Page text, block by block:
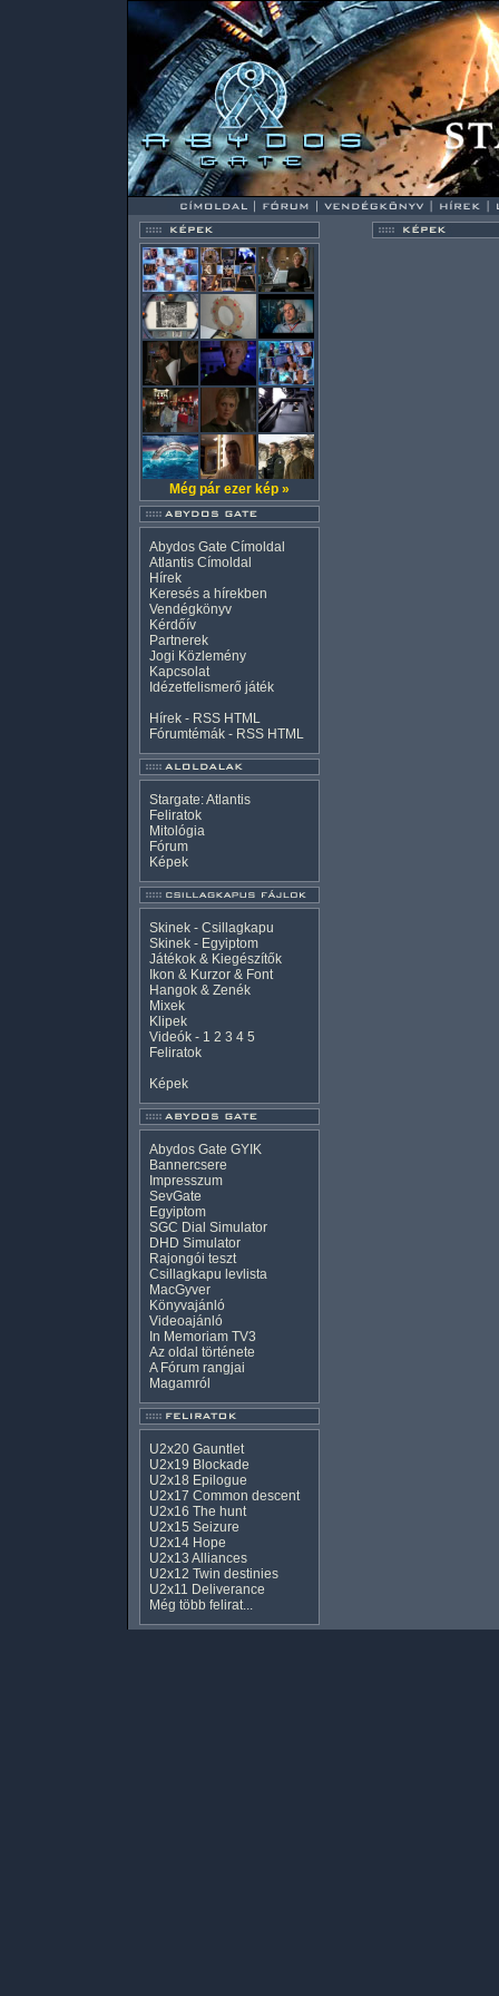
Még pár ezer kép »
Abydos Gate Címoldal
Atlantis Címoldal
Hírek
Keresés a hírekben
Vendégkönyv
Kérdőív
Partnerek
Jogi Közlemény
Kapcsolat
Idézetfelismerő játék
Hírek - RSS HTML
Fórumtémák - RSS HTML
Stargate: Atlantis
Feliratok
Mitológia
Fórum
Képek
Skinek - Csillagkapu
Skinek - Egyiptom
Játékok & Kiegészítők
Ikon & Kurzor & Font
Hangok & Zenék
Mixek
Klipek
Videók- 1 2 3 4 5
Feliratok
Képek
Abydos Gate GYIK
Bannercsere
Impresszum
SevGate
Egyiptom
SGC Dial Simulator
DHD Simulator
Rajongói teszt
Csillagkapu levlista
MacGyver
Könyvajánló
Videoajánló
In Memoriam TV3
Az oldal története
A Fórum rangjai
Magamról
U2x20 Gauntlet
U2x19 Blockade
U2x18 Epilogue
U2x17 Common descent
U2x16 The hunt
U2x15 Seizure
U2x14 Hope
U2x13 Alliances
U2x12 Twin destinies
U2x11 Deliverance
Még több felirat...